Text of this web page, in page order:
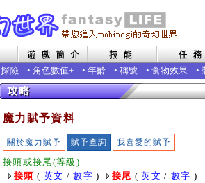
探險 • 角色數值+ • 年齡 • 稱號 • 食物效果 •
魔力賦予資料
關於魔力賦予 賦予查詢 我喜愛的賦予
接頭或接尾(等級)
接頭 ( 英文 /數字 ) 接尾 (英文 /數字 )